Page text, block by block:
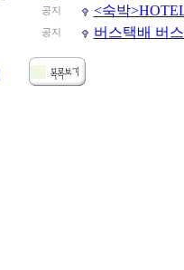
공지 <숙박
공지 버스택배 버